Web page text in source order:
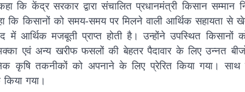
केंद्र सरकार द्वारा संचालित प्रधानमंत्री किसान सम्मान
कि किसानों को समय-समय पर मिलने वाली आर्थिक सहायता से
आर्थिक मजबूती प्राप्त होती है। उन्होंने उपस्थित किसानों
मक्का एवं अन्य खरीफ फसलों की बेहतर पैदावार के लिए उन्नत
तकनीकों को अपनाने के लिए प्रेरित किया गया। साथ ही
गया।